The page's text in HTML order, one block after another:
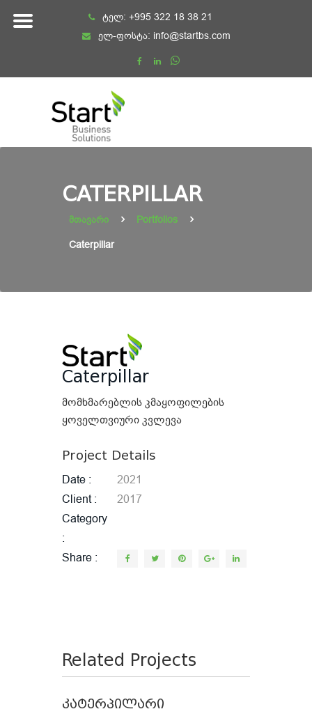
ტელ: +995 322 18 38 21
ელ-ფოსტა: info@startbs.com
CATERPILLAR
მთავარი Portfolios
Caterpillar
Caterpillar
მომხმარებლის კმაყოფილების
ყოველთვიური კვლევა
Project Details
Date
2021
Client
2017
Category
Share
Related Projects
კატერპილარი